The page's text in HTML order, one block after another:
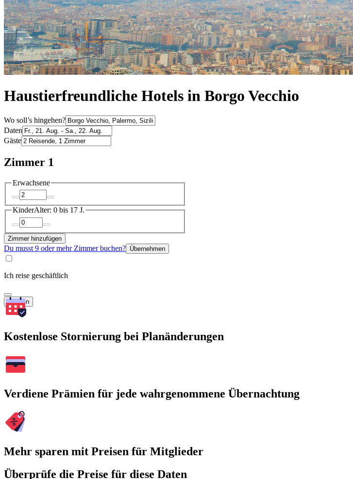
Haustierfreundliche Hotels in Borgo Vecchio
Wo soll’s hingehen?
Daten
Gäste
Zimmer 1
Erwachsene
KinderAlter: 0 bis 17 J.
Zimmer hinzufügen
Du musst 9 oder mehr Zimmer buchen? Übernehmen
Ich reise geschäftlich
Suchen
Kostenlose Stornierung bei Planänderungen
Verdiene Prämien für jede wahrgenommene Übernachtung
Mehr sparen mit Preisen für Mitglieder
Überprüfe die Preise für diese Daten